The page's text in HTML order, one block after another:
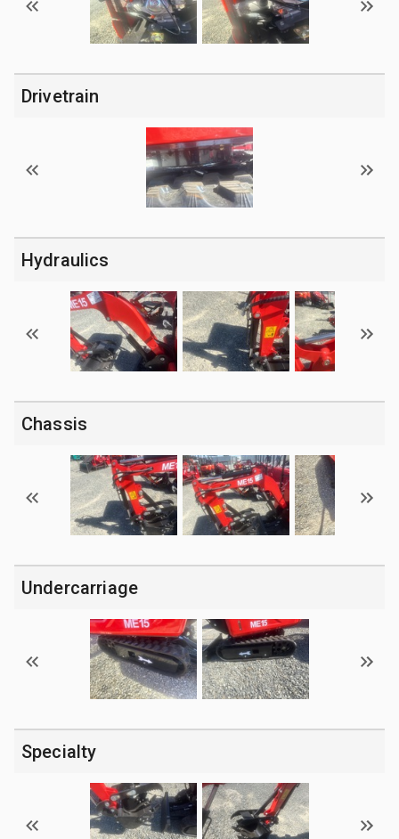
Drivetrain
Hydraulics
Chassis
Undercarriage
Specialty